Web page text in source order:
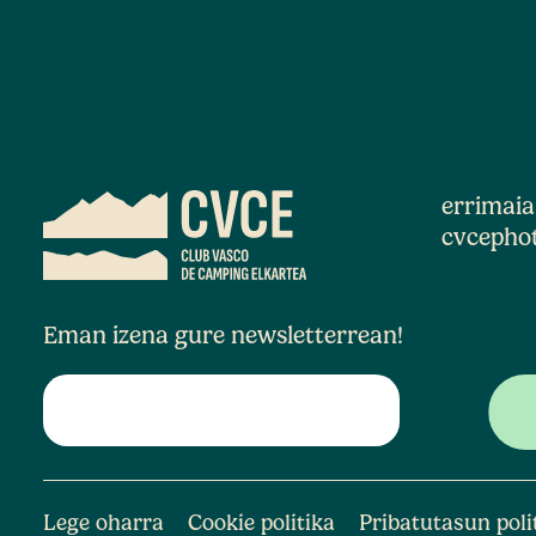
errimaia
Eman izena gure newsletterrean!
Lege oharra Cookie politika Pribatutasun